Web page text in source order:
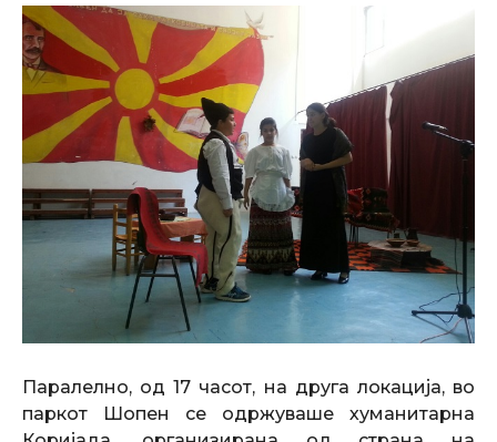
Паралелно, од 17 часот, на друга локација, во
паркот Шопен се одржуваше хуманитарна